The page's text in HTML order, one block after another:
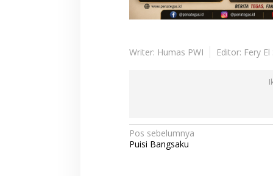
Writer: Humas PWI Editor: Fery El
N
a
Pos sebelumnya
Puisi Bangsaku